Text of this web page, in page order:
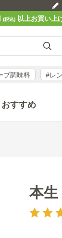
(税込)以上お買い上
ブ調味料 #レ
おすすめ
本